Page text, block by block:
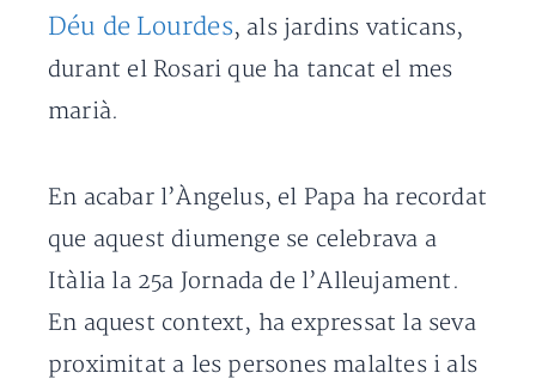
Déu de Lourdes, als jardins vaticans,
durant el Rosari que ha tancat el mes
marià.
En acabar l’Àngelus, el Papa ha recordat
que aquest diumenge se celebrava a
Itàlia la 25a Jornada de l’Alleujament.
En aquest context, ha expressat la seva
proximitat a les persones malaltes i als